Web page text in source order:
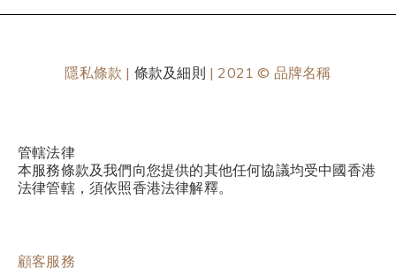
隱私條款 | 條款及細則 | 2021 © 品牌名稱
管轄法律
本服務條款及我們向您提供的其他任何協議均受中國香港
法律管轄，須依照香港法律解釋。
顧客服務